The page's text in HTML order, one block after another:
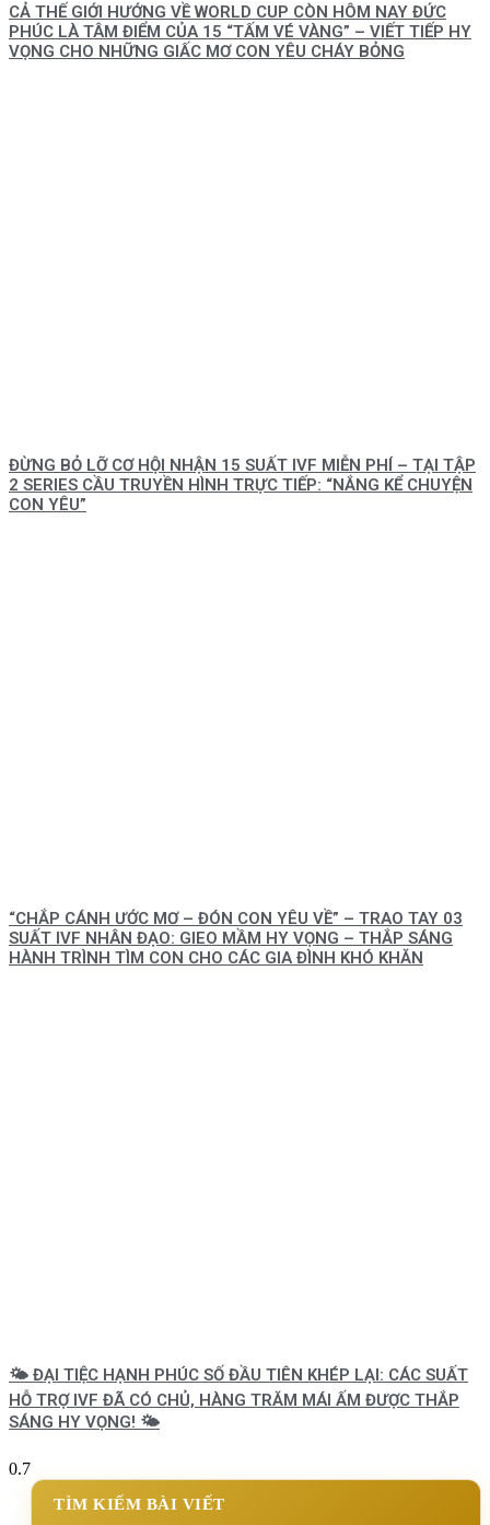
CẢ THẾ GIỚI HƯỚNG VỀ WORLD CUP CÒN HÔM NAY ĐỨC
PHÚC LÀ TÂM ĐIỂM CỦA 15 “TẤM VÉ VÀNG” – VIẾT TIẾP HY
VỌNG CHO NHỮNG GIẤC MƠ CON YÊU CHÁY BỎNG
ĐỪNG BỎ LỠ CƠ HỘI NHẬN 15 SUẤT IVF MIỄN PHÍ – TẠI TẬP
2 SERIES CẦU TRUYỀN HÌNH TRỰC TIẾP: “NẮNG KỂ CHUYỆN
CON YÊU”
“CHẮP CÁNH ƯỚC MƠ – ĐÓN CON YÊU VỀ” – TRAO TAY 03
SUẤT IVF NHÂN ĐẠO: GIEO MẦM HY VỌNG – THẮP SÁNG
HÀNH TRÌNH TÌM CON CHO CÁC GIA ĐÌNH KHÓ KHĂN
🌤️ ĐẠI TIỆC HẠNH PHÚC SỐ ĐẦU TIÊN KHÉP LẠI: CÁC SUẤT
HỖ TRỢ IVF ĐÃ CÓ CHỦ, HÀNG TRĂM MÁI ẤM ĐƯỢC THẮP
SÁNG HY VỌNG! 🌤️
TÌM KIẾM BÀI VIẾT